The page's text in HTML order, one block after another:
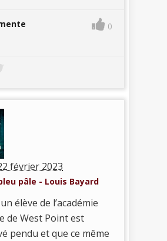
0
février 2023
pâle - Louis Bayard
élève de l’académie
de West Point est
pendu et que ce même